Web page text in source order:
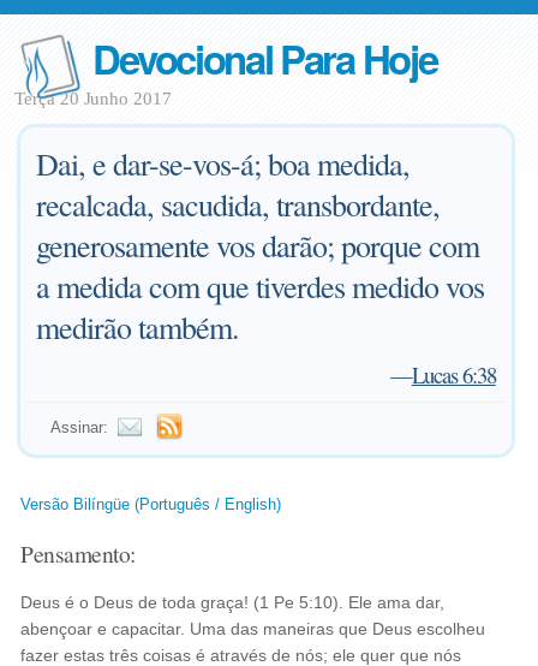
Devocional Para Hoje
Terça 20 Junho 2017
Dai, e dar-se-vos-á; boa medida,
recalcada, sacudida, transbordante,
generosamente vos darão; porque com
a medida com que tiverdes medido vos
medirão também.
—Lucas 6:38
Assinar:
Versão Bilíngüe (Português / English)
Pensamento:
Deus é o Deus de toda graça! (1 Pe 5:10). Ele ama dar,
abençoar e capacitar. Uma das maneiras que Deus escolheu
fazer estas três coisas é através de nós; ele quer que nós